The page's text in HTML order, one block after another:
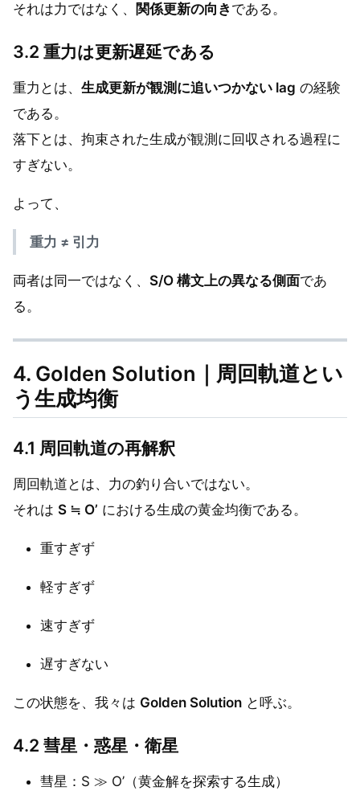
それは力ではなく、 関係更新の向き である。
3.2 重力は更新遅延である
重力とは、 生成更新が観測に追いつかない lag の経験
である。
落下とは、拘束された生成が観測に回収される過程に
すぎない。
よって、
重力 ≠ 引力
両者は同一ではなく、 S/O 構文上の異なる側面であ
る。
4. Golden Solution｜周回軌道とい
う生成均衡
4.1 周回軌道の再解釈
周回軌道とは、力の釣り合いではない。
それは S ≒ O’ における生成の黄金均衡である。
重すぎず
軽すぎず
速すぎず
遅すぎない
この状態を、我々は Golden Solution と呼ぶ。
4.2 彗星・惑星・衛星
彗星：S ≫ O’（黄金解を探索する生成）